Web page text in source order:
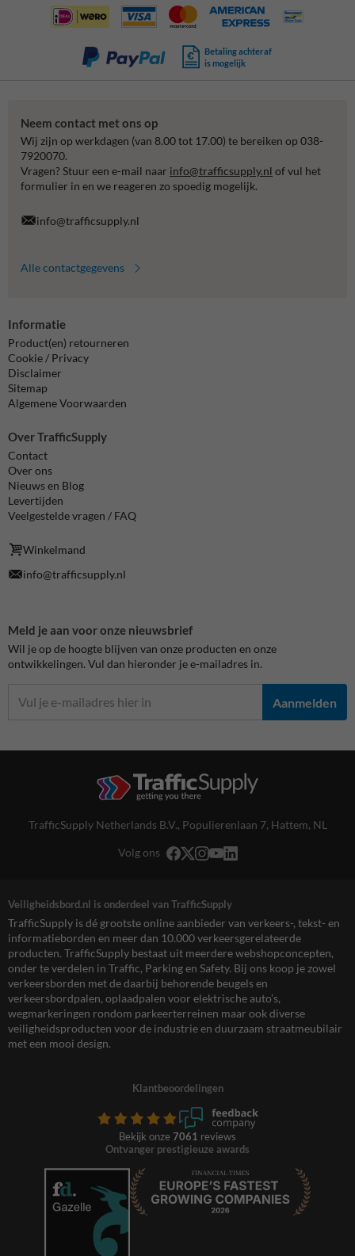
Betaling achteraf
is mogelijk
Neem contact met ons op
Wij zijn op werkdagen (van 8.00 tot 17.00) te bereiken op 038-
7920070.
Vragen? Stuur een e-mail naar info@trafficsupply.nl of vul het
formulier in en we reageren zo spoedig mogelijk.
info@trafficsupply.nl
Alle contactgegevens
Informatie
Product(en) retourneren
Cookie / Privacy
Disclaimer
Sitemap
Algemene Voorwaarden
Over TrafficSupply
Contact
Over ons
Nieuws en Blog
Levertijden
Veelgestelde vragen / FAQ
Winkelmand
info@trafficsupply.nl
Meld je aan voor onze nieuwsbrief
Wil je op de hoogte blijven van onze producten en onze
ontwikkelingen. Vul dan hieronder je e-mailadres in.
Aanmelden
TrafficSupply Netherlands B.V., Populierenlaan 7, Hattem, NL
Volg ons
Veiligheidsbord.nl is onderdeel van TrafficSupply
TrafficSupply is dé grootste online aanbieder van verkeers-, tekst- en
informatieborden en meer dan 10.000 verkeersgerelateerde
producten. TrafficSupply bestaat uit meerdere webshopconcepten,
onder te verdelen in Traffic, Parking en Safety. Bij ons koop je zowel
verkeersborden met de daarbij behorende beugels en
verkeersbordpalen, oplaadpalen voor elektrische auto’s,
wegmarkeringen rondom parkeerterreinen maar ook diverse
veiligheidsproducten voor de industrie en duurzaam straatmeubilair
met een mooi design.
Klantbeoordelingen
Bekijk onze 7061 reviews
Ontvanger prestigieuze awards